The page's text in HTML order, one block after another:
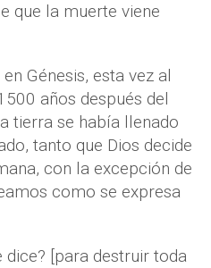
que la muerte viene
Génesis, esta vez al
años después del
tierra se había llenado
tanto que Dios decide
con la excepción de
como se expresa
dice? [para destruir toda